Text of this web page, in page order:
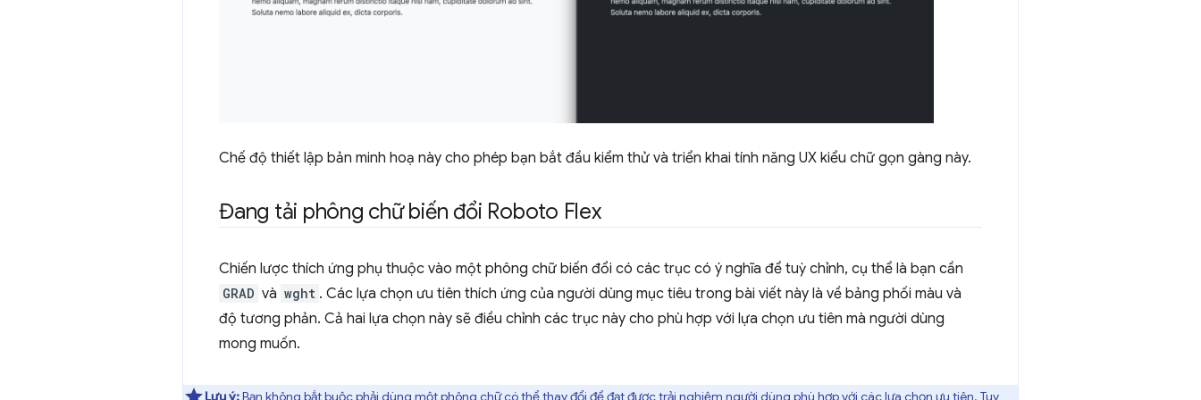
Chế độ thiết lập bản minh hoạ này cho phép bạn bắt đầu kiểm thử và triển khai tính năng UX kiểu chữ gọn gàng này.
Đang tải phông chữ biến đổi Roboto Flex
Chiến lược thích ứng phụ thuộc vào một phông chữ biến đổi có các trục có ý nghĩa để tuỳ chỉnh, cụ thể là bạn cần
GRAD và wght . Các lựa chọn ưu tiên thích ứng của người dùng mục tiêu trong bài viết này là về bảng phối màu và
độ tương phản. Cả hai lựa chọn này sẽ điều chỉnh các trục này cho phù hợp với lựa chọn ưu tiên mà người dùng
mong muốn.
Lưu ý:Bạn không bắt buộc phải dùng một phông chữ có thể thay đổi để đạt được trải nghiệm người dùng phù hợp với các lựa chọn ưu tiên. Tuy